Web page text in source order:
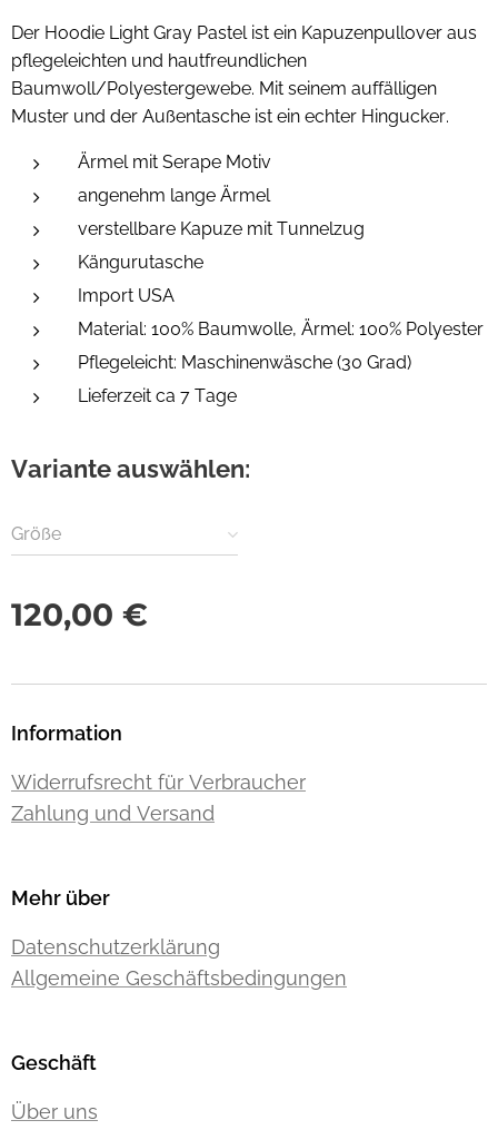
Der Hoodie Light Gray Pastel ist ein Kapuzenpullover aus
pflegeleichten und hautfreundlichen
Baumwoll/Polyestergewebe. Mit seinem auffälligen
Muster und der Außentasche ist ein echter Hingucker.
Ärmel mit Serape Motiv
angenehm lange Ärmel
verstellbare Kapuze mit Tunnelzug
Kängurutasche
Import USA
Material: 100% Baumwolle, Ärmel: 100% Polyester
Pflegeleicht: Maschinenwäsche (30 Grad)
Lieferzeit ca 7 Tage
Variante auswählen:
Größe
120,00 €
Information
Widerrufsrecht für Verbraucher
Zahlung und Versand
Mehr über
Datenschutzerklärung
Allgemeine Geschäftsbedingungen
Geschäft
Über uns